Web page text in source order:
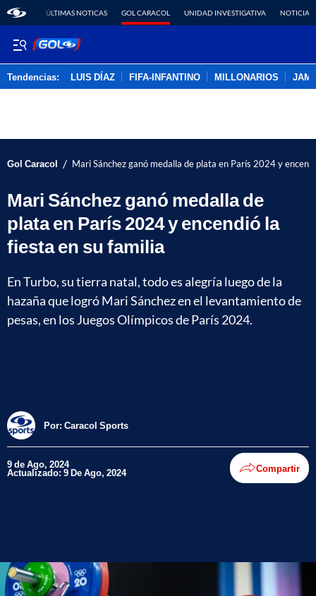
ÚLTIMAS NOTICAS GOL CARACOL UNIDAD INVESTIGATIVA NOTICIAS
Tendencias: LUIS DÍAZ FIFA-INFANTINO MILLONARIOS
Gol Caracol / Mari Sánchez ganó medalla de plata en París 2024 y
Mari Sánchez ganó medalla de
plata en París 2024 y encendió la
fiesta en su familia
En Turbo, su tierra natal, todo es alegría luego de la
hazaña que logró Mari Sánchez en el levantamiento de
pesas, en los Juegos Olímpicos de París 2024.
Por: Caracol Sports
9 de Ago, 2024
Actualizado: 9 De Ago, 2024 Compartir